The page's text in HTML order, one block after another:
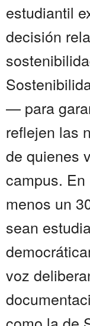
estudiantil
decisión
— para
reflejen las
de quienes
campus.
menos un
sean
voz